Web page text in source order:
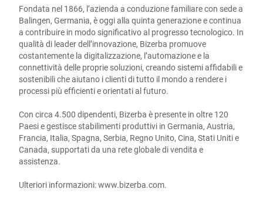
Fondata nel 1866, l’azienda a conduzione familiare con sede a
Balingen, Germania, è oggi alla quinta generazione e continua
a contribuire in modo significativo al progresso tecnologico. In
qualità di leader dell’innovazione, Bizerba promuove
costantemente la digitalizzazione, l’automazione e la
connettività delle proprie soluzioni, creando sistemi affidabili e
sostenibili che aiutano i clienti di tutto il mondo a rendere i
processi più efficienti e orientati al futuro.
Con circa 4.500 dipendenti, Bizerba è presente in oltre 120
Paesi e gestisce stabilimenti produttivi in Germania, Austria,
Francia, Italia, Spagna, Serbia, Regno Unito, Cina, Stati Uniti e
Canada, supportati da una rete globale di vendita e
assistenza.
Ulteriori informazioni:www.bizerba.com.